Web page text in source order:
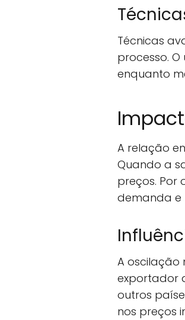
Técnicas
processo.
enquanto
A relação
Quando a
preços. Por
demanda e
A oscilação
exportador
outros
nos preços